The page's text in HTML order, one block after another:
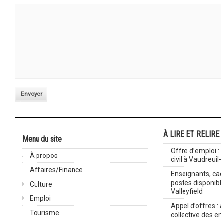
Envoyer
Menu du site
À propos
Affaires/Finance
Culture
Emploi
Tourisme
À LIRE ET RELIRE
Offre d’emploi
civil à
Enseignants,
postes
Valleyfield
Appel d’offres :
collective des